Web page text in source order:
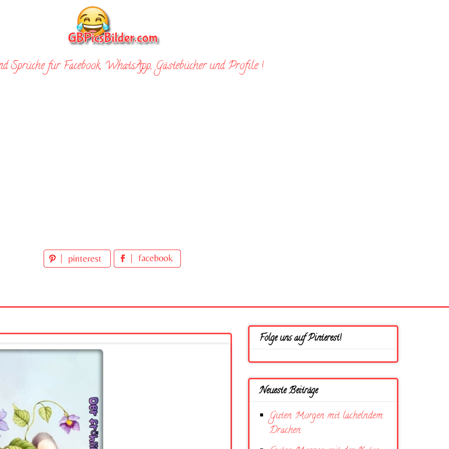
Sprüche für Facebook, WhatsApp, Gästebücher und Profile !
Folge uns auf Pinterest!
Neueste Beiträge
Guten Morgen mit lächelndem
Drachen